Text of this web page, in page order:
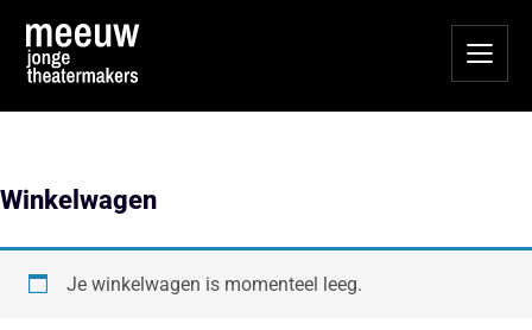
Winkelwagen
Je winkelwagen is momenteel leeg.